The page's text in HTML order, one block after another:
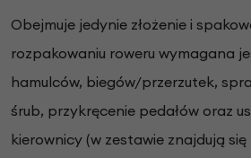
Obejmuje jedynie złożenie i
rozpakowaniu roweru wymagana
hamulców, biegów/przerzutek,
śrub, przykręcenie pedałów oraz
kierownicy (w zestawie znajdują się